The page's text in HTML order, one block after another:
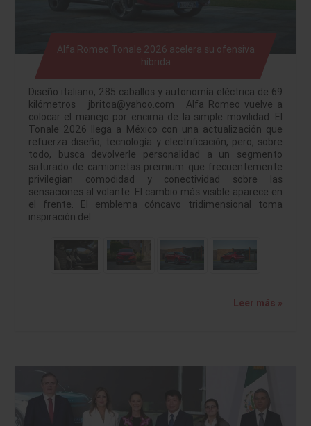
Alfa Romeo Tonale 2026 acelera su ofensiva
híbrida
Diseño italiano, 285 caballos y autonomía eléctrica de 69
kilómetros jbritoa@yahoo.com Alfa Romeo vuelve a
colocar el manejo por encima de la simple movilidad. El
Tonale 2026 llega a México con una actualización que
refuerza diseño, tecnología y electrificación, pero, sobre
todo, busca devolverle personalidad a un segmento
saturado de camionetas premium que frecuentemente
privilegian comodidad y conectividad sobre las
sensaciones al volante. El cambio más visible aparece en
el frente. El emblema cóncavo tridimensional toma
inspiración del…
Leer más »